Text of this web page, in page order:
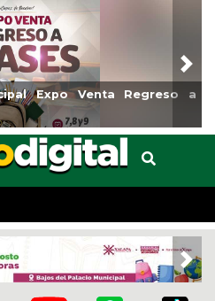
Expo Venta Regreso a